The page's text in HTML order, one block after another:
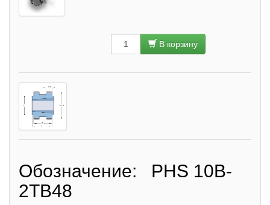
В корзину
Обозначение: PHS 10B-
2TB48